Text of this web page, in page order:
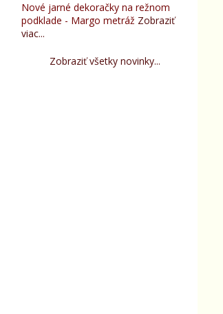
Nové jarné dekoračky na režnom
podklade - Margo metráž Zobraziť
viac...
Zobraziť všetky novinky...